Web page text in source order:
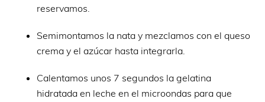
reservamos.
Semimontamos la nata y mezclamos con el queso
crema y el azúcar hasta integrarla.
Calentamos unos 7 segundos la gelatina
hidratada en leche en el microondas para que